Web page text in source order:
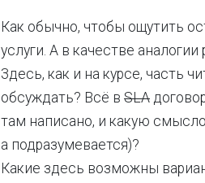
Как обычно, чтобы ощутить
услуги. А в качестве
Здесь, как и на курсе, часть
обсуждать? Всё в SLA
там написано, и какую
а подразумевается)?
Какие здесь возможны